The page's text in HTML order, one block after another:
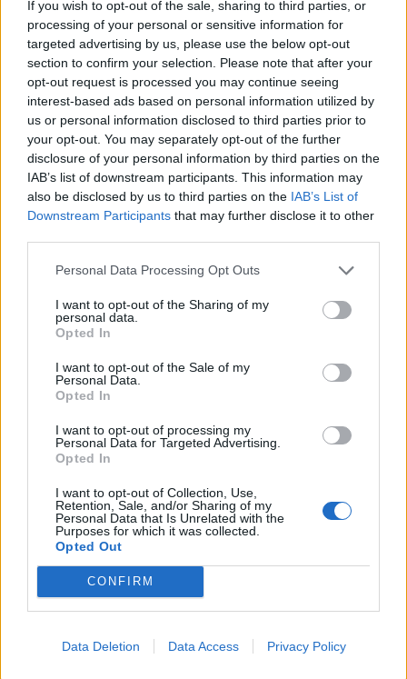
If you wish to opt-out of the sale, sharing to third parties, or
processing of your personal or sensitive information for
targeted advertising by us, please use the below opt-out
section to confirm your selection. Please note that after your
opt-out request is processed you may continue seeing
interest-based ads based on personal information utilized by
us or personal information disclosed to third parties prior to
your opt-out. You may separately opt-out of the further
disclosure of your personal information by third parties on the
IAB’s list of downstream participants. This information may
also be disclosed by us to third parties on the IAB’s List of
Downstream Participants that may further disclose it to other
Personal Data Processing Opt Outs
I want to opt-out of the Sharing of my
personal data.
Opted In
I want to opt-out of the Sale of my
Personal Data.
Opted In
I want to opt-out of processing my
Personal Data for Targeted Advertising.
Opted In
I want to opt-out of Collection, Use,
Retention, Sale, and/or Sharing of my
Personal Data that Is Unrelated with the
Purposes for which it was collected.
Opted Out
CONFIRM
Data Deletion Data Access Privacy Policy
Tottenham barazon
rezultatin, Licester
rrezikon pjesëmarrjen në
Champions (VIDEO)
18:39 / 23/05/2021
Licester City zhbllokon
rezultatin ndaj Tottenham
(VIDEO)
schedule 17:21 / 23/05/2021
Tuchel tregon edhe
njëherë forcën, mposht jo
City-n (VIDEO)
23:25 / 18/05/2021
Zhbllokohet finalja e FA
(VIDEO)
schedule 19:39 / 15/05/2021
FA CUP/ Chelsea –
zyrtare të finales
vazhdon arratisjen në